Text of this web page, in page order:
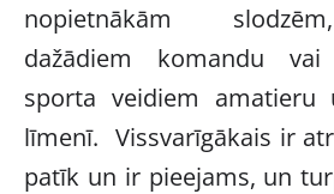
nopietnākām
dažādiem komandu vai
sporta veidiem amatieru
līmenī. Vissvarīgākais ir
patīk un ir pieejams, un